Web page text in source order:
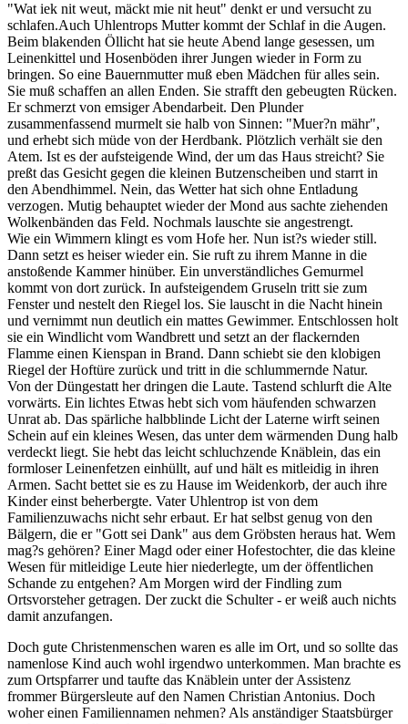
"Wat iek nit weut, mäckt mie nit heut" denkt er und versucht zu
schlafen.Auch Uhlentrops Mutter kommt der Schlaf in die Augen.
Beim blakenden Öllicht hat sie heute Abend lange gesessen, um
Leinenkittel und Hosenböden ihrer Jungen wieder in Form zu
bringen. So eine Bauernmutter muß eben Mädchen für alles sein.
Sie muß schaffen an allen Enden. Sie strafft den gebeugten Rücken.
Er schmerzt von emsiger Abendarbeit. Den Plunder
zusammenfassend murmelt sie halb von Sinnen: "Muer?n mähr",
und erhebt sich müde von der Herdbank. Plötzlich verhält sie den
Atem. Ist es der aufsteigende Wind, der um das Haus streicht? Sie
preßt das Gesicht gegen die kleinen Butzenscheiben und starrt in
den Abendhimmel. Nein, das Wetter hat sich ohne Entladung
verzogen. Mutig behauptet wieder der Mond aus sachte ziehenden
Wolkenbänden das Feld. Nochmals lauschte sie angestrengt.
Wie ein Wimmern klingt es vom Hofe her. Nun ist?s wieder still.
Dann setzt es heiser wieder ein. Sie ruft zu ihrem Manne in die
anstoßende Kammer hinüber. Ein unverständliches Gemurmel
kommt von dort zurück. In aufsteigendem Gruseln tritt sie zum
Fenster und nestelt den Riegel los. Sie lauscht in die Nacht hinein
und vernimmt nun deutlich ein mattes Gewimmer. Entschlossen holt
sie ein Windlicht vom Wandbrett und setzt an der flackernden
Flamme einen Kienspan in Brand. Dann schiebt sie den klobigen
Riegel der Hoftüre zurück und tritt in die schlummernde Natur.
Von der Düngestatt her dringen die Laute. Tastend schlurft die Alte
vorwärts. Ein lichtes Etwas hebt sich vom häufenden schwarzen
Unrat ab. Das spärliche halbblinde Licht der Laterne wirft seinen
Schein auf ein kleines Wesen, das unter dem wärmenden Dung halb
verdeckt liegt. Sie hebt das leicht schluchzende Knäblein, das ein
formloser Leinenfetzen einhüllt, auf und hält es mitleidig in ihren
Armen. Sacht bettet sie es zu Hause im Weidenkorb, der auch ihre
Kinder einst beherbergte. Vater Uhlentrop ist von dem
Familienzuwachs nicht sehr erbaut. Er hat selbst genug von den
Bälgern, die er "Gott sei Dank" aus dem Gröbsten heraus hat. Wem
mag?s gehören? Einer Magd oder einer Hofestochter, die das kleine
Wesen für mitleidige Leute hier niederlegte, um der öffentlichen
Schande zu entgehen? Am Morgen wird der Findling zum
Ortsvorsteher getragen. Der zuckt die Schulter - er weiß auch nichts
damit anzufangen.
Doch gute Christenmenschen waren es alle im Ort, und so sollte das
namenlose Kind auch wohl irgendwo unterkommen. Man brachte es
zum Ortspfarrer und taufte das Knäblein unter der Assistenz
frommer Bürgersleute auf den Namen Christian Antonius. Doch
woher einen Familiennamen nehmen? Als anständiger Staatsbürger